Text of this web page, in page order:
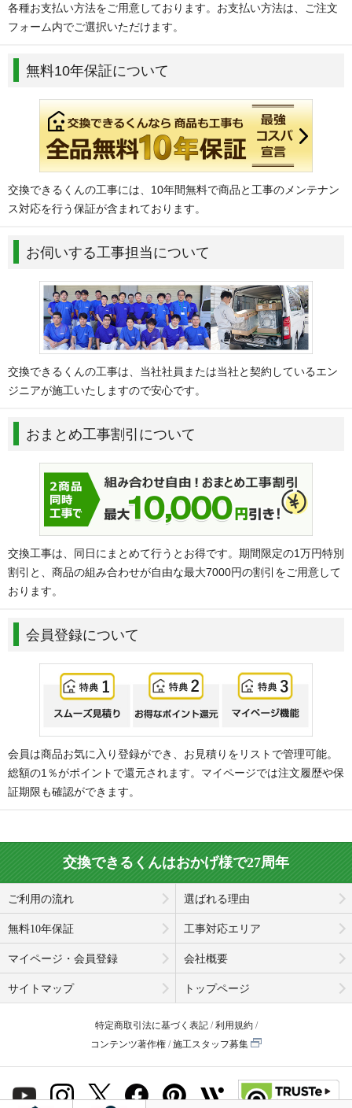
各種お支払い方法をご用意しております。お支払い方法は、ご注文
フォーム内でご選択いただけます。
無料10年保証について
交換できるくんの工事には、10年間無料で商品と工事のメンテナン
ス対応を行う保証が含まれております。
お伺いする工事担当について
交換できるくんの工事は、当社社員または当社と契約しているエン
ジニアが施工いたしますので安心です。
おまとめ工事割引について
交換工事は、同日にまとめて行うとお得です。期間限定の1万円特別
割引と、商品の組み合わせが自由な最大7000円の割引をご用意して
おります。
会員登録について
会員は商品お気に入り登録ができ、お見積りをリストで管理可能。
総額の1％がポイントで還元されます。マイページでは注文履歴や保
証期限も確認ができます。
交換できるくんはおかげ様で27周年
ご利用の流れ 選ばれる理由
無料10年保証 工事対応エリア
マイページ・会員登録 会社概要
サイトマップ トップページ
特定商取引法に基づく表記
利用規約
コンテンツ著作権
施工スタッフ募集